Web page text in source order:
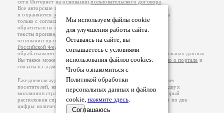
Мы используем файлы cookie
для улучшения работы сайта.
Оставаясь на сайте, вы
соглашаетесь с условиями
использования файлов cookies.
Чтобы ознакомиться с
Политикой обработки
персональных данных и файлов
cookie, нажмите здесь.
Соглашаюсь
сети Интернет на основаниипользовательского договора
Все авторские права на произведения принадлежат авторам
и охраняются законом
. Перепечатка произведений возможна
только с согласия его автора, к которому вы можете
обратиться на его авторской странице. Ответственность за
тексты произведений авторы несут самостоятельно на
основанииправил публикацииизаконодательства
Российской Федерации
обрабатываются на основанииПолитики обработки персональных данных
Вы также можете посмотреть более подробнуюинформацию о портале и
связаться с администрацией
Ежедневная аудитория портала Стихи.ру – порядка 200 тысяч
посетителей, которые в общей сумме просматривают более двух
миллионов страниц по данным счетчика посещаемости, который
расположен справа от этого текста. В каждой графе указано по две
цифры: количество просмотров и количество посетителей.